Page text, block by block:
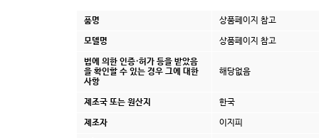
품명 상품페이지 참고
모델명 상품페이지 참고
법에 의한 인증·허가 등을 받았음
을 확인할 수 있는 경우 그에 대한
사항
해당없음
제조국 또는 원산지 한국
제조자 이지피